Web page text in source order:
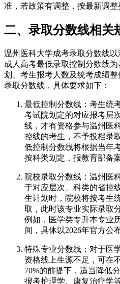
准，若政策有调整，按最新调整
二、录取分数线相关
温州医科大学成考录取分数线
成人高考最低录取控制分数线
划、考生报考人数及统考成绩
录取分数线，具体要求如下：
最低控制分数线：考生统
考试院划定的对应报考层
线，才有资格参与温州医
控线的考生，不予投档录
低控制分数线将根据当年
按科类划定，报教育部备
院校录取分数线：温州医
于对应层次、科类的省控
生计划时，院校将按考生
取，此时该专业实际录取
例如，医学类专升本专业
间，具体以2026年官方公
特殊专业分数线：对于医
资格线上生源不足，可在
70%的前提下，适当降低
报考护理学、康复治疗学